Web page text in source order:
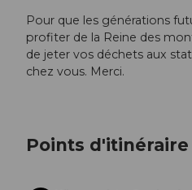
Pour que les générations
profiter de la Reine des
de jeter vos déchets aux
chez vous. Merci.
Points d'itinéraire